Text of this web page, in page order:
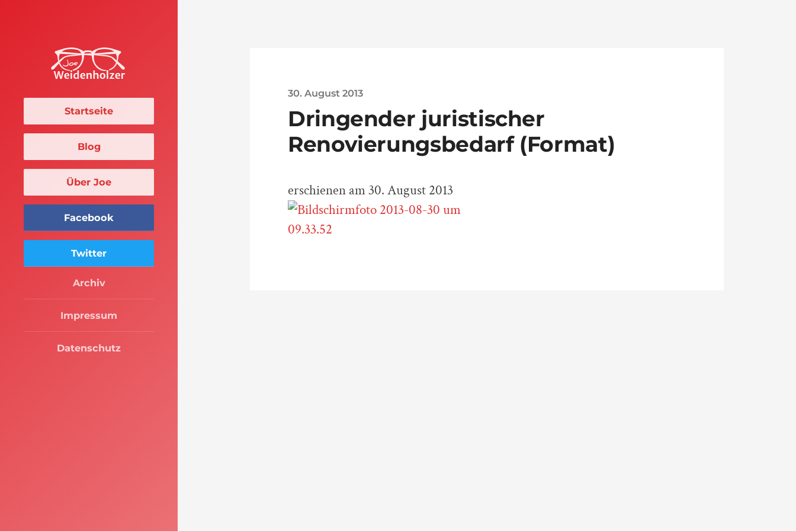
Startseite
Blog
Über Joe
Facebook
Twitter
Archiv
Impressum
Datenschutz
30. August 2013
Dringender juristischer
Renovierungsbedarf (Format)
erschienen am 30. August 2013